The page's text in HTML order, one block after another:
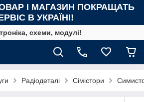
І МАГАЗИН ПОКРАЩАТЬ
В УКРАЇНІ!
схеми, модулі!
Радіодеталі Сімістори